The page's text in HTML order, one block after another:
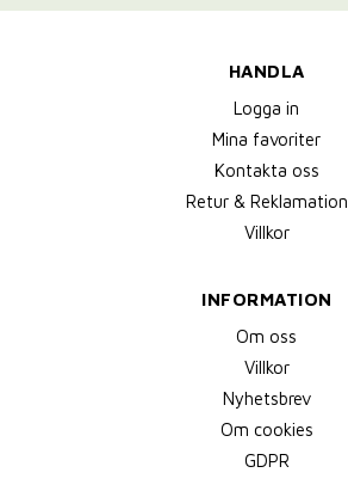
HANDLA
Logga in
Mina favoriter
Kontakta oss
Retur & Reklamation
Villkor
INFORMATION
Om oss
Villkor
Nyhetsbrev
Om cookies
GDPR